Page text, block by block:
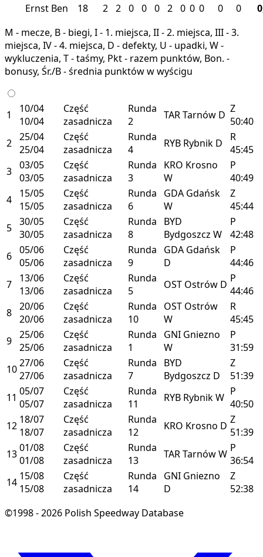
Ernst Ben
18 2 2 0 0 0 2 0 0 0 0 0
M - mecze, B - biegi, I - 1. miejsca, II - 2. miejsca, III - 3.
miejsca, IV - 4. miejsca, D - defekty, U - upadki, W -
wykluczenia, T - taśmy, Pkt - razem punktów, Bon. -
bonusy, Śr./B - średnia punktów w wyścigu
1
10/04
10/04
Część
zasadnicza
Runda
2
TARTarnów D Z
50:40
2 25/04
25/04
Część
zasadnicza
Runda
4
RYB Rybnik D
R
45:45
3 03/05
03/05
Część
zasadnicza
Runda
3
KRO Krosno
W
P
40:49
4
15/05
15/05
Część
zasadnicza
Runda
6
GDA Gdańsk
W
Z
45:44
5 30/05
30/05
Część
zasadnicza
Runda
8
BYD
Bydgoszcz W
P
42:48
6 05/06
05/06
Część
zasadnicza
Runda
9
GDA Gdańsk
D
P
44:46
7
13/06
13/06
Część
zasadnicza
Runda
5
OST Ostrów D P
44:46
8 20/06
20/06
Część
zasadnicza
Runda
10
OST Ostrów
W
R
45:45
9 25/06
25/06
Część
zasadnicza
Runda
1
GNI Gniezno
W
P
31:59
1027/06
27/06
Część
zasadnicza
Runda
7
BYD
Bydgoszcz D
Z
51:39
11 05/07
05/07
Część
zasadnicza
Runda
11
RYB RybnikW P
40:50
12 18/07
18/07
Część
zasadnicza
Runda
12
KRO Krosno D Z
51:39
1301/08
01/08
Część
zasadnicza
Runda
13
TARTarnówW P
36:54
14 15/08
15/08
Część
zasadnicza
Runda
14
GNI Gniezno
D
Z
52:38
©1998 - 2026 Polish Speedway Database